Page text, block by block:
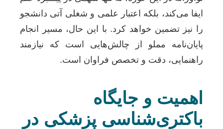
ایفا می‌کند، بلکه اعتبار علمی و شغلی آتی دانشجو
را نیز تضمین خواهد کرد. با این حال، مسیر انجام
پایان‌نامه مملو از چالش‌هایی است که نیازمند
راهنمایی، دقت و تخصص فراوان است.
اهمیت و جایگاه
باکتری‌شناسی پزشکی در